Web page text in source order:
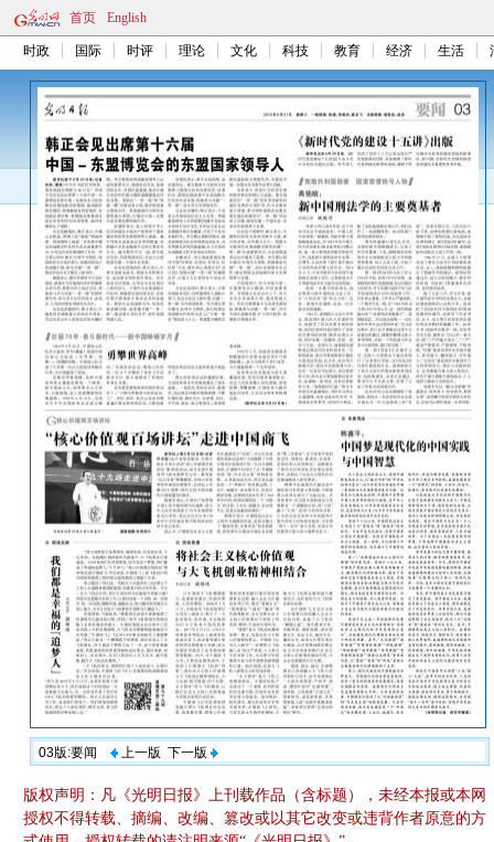
首页 English
时政 国际 时评 理论 文化 科技 教育 经济 生活
03版:要闻 上一版 下一版
版权声明：凡《光明日报》上刊载作品（含标题），未经本报或本网
授权不得转载、摘编、改编、篡改或以其它改变或违背作者原意的方